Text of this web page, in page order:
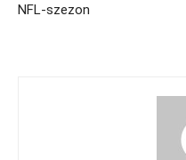
NFL-szezon